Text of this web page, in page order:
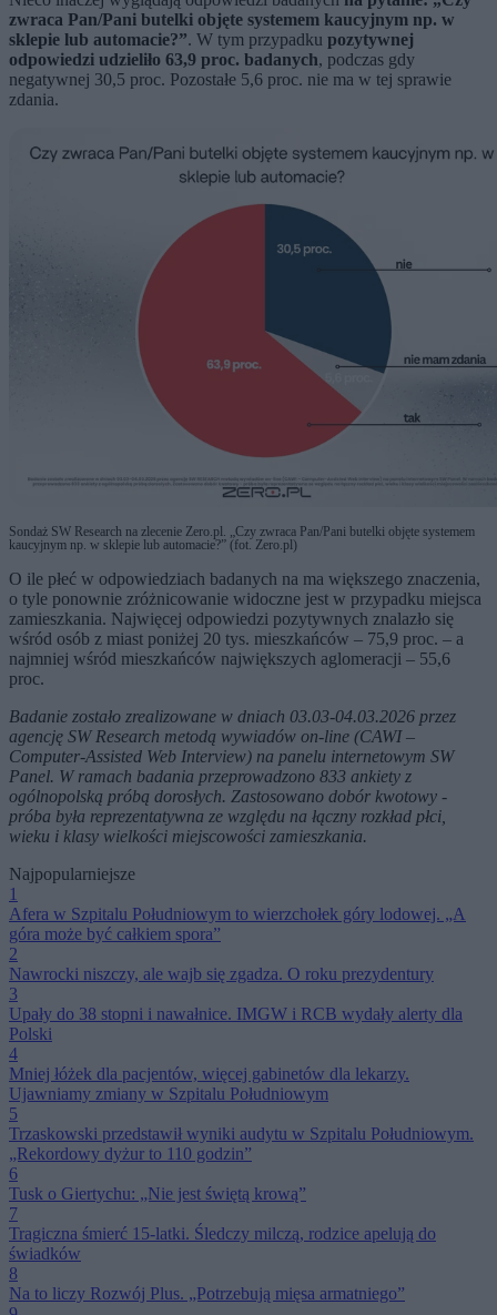
zwraca Pan/Pani butelki objęte systemem kaucyjnym np. w
sklepie lub automacie?”. W tym przypadku pozytywnej
odpowiedzi udzieliło 63,9 proc. badanych, podczas gdy
negatywnej 30,5 proc. Pozostałe 5,6 proc. nie ma w tej sprawie
zdania.
Sondaż SW Research na zlecenie Zero.pl. „Czy zwraca Pan/Pani butelki objęte systemem
kaucyjnym np. w sklepie lub automacie?” (fot. Zero.pl)
O ile płeć w odpowiedziach badanych na ma większego znaczenia,
o tyle ponownie zróżnicowanie widoczne jest w przypadku miejsca
zamieszkania. Najwięcej odpowiedzi pozytywnych znalazło się
wśród osób z miast poniżej 20 tys. mieszkańców – 75,9 proc. – a
najmniej wśród mieszkańców największych aglomeracji – 55,6
proc.
Badanie zostało zrealizowane w dniach 03.03-04.03.2026 przez
agencję SW Research metodą wywiadów on-line (CAWI –
Computer-Assisted Web Interview) na panelu internetowym SW
Panel. W ramach badania przeprowadzono 833 ankiety z
ogólnopolską próbą dorosłych. Zastosowano dobór kwotowy -
próba była reprezentatywna ze względu na łączny rozkład płci,
wieku i klasy wielkości miejscowości zamieszkania.
Najpopularniejsze
1
Afera w Szpitalu Południowym to wierzchołek góry lodowej. „A
góra może być całkiem spora”
2
Nawrocki niszczy, ale wajb się zgadza. O roku prezydentury
3
Upały do 38 stopni i nawałnice. IMGW i RCB wydały alerty dla
Polski
4
Mniej łóżek dla pacjentów, więcej gabinetów dla lekarzy.
Ujawniamy zmiany w Szpitalu Południowym
5
Trzaskowski przedstawił wyniki audytu w Szpitalu Południowym.
„Rekordowy dyżur to 110 godzin”
6
Tusk o Giertychu: „Nie jest świętą krową”
7
Tragiczna śmierć 15-latki. Śledczy milczą, rodzice apelują do
świadków
8
Na to liczy Rozwój Plus. „Potrzebują mięsa armatniego”